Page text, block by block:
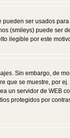
ser usados
(smileys) puede
ilegible por este
Sin embargo, de
que se muestre, por
un servidor de
protegidos por